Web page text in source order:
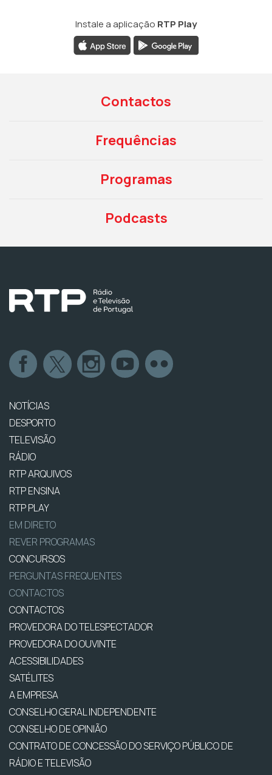
Instale a aplicação RTP Play
Contactos
Frequências
Programas
Podcasts
NOTÍCIAS
DESPORTO
TELEVISÃO
RÁDIO
RTP ARQUIVOS
RTP ENSINA
RTP PLAY
EM DIRETO
REVER PROGRAMAS
CONCURSOS
PERGUNTAS FREQUENTES
CONTACTOS
CONTACTOS
PROVEDORA DO TELESPECTADOR
PROVEDORA DO OUVINTE
ACESSIBILIDADES
SATÉLITES
A EMPRESA
CONSELHO GERAL INDEPENDENTE
CONSELHO DE OPINIÃO
CONTRATO DE CONCESSÃO DO SERVIÇO PÚBLICO DE
RÁDIO E TELEVISÃO